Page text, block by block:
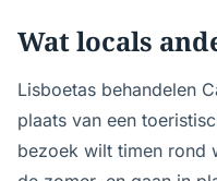
Wat locals
Lisboetas behandelen
plaats van een
bezoek wilt timen rond